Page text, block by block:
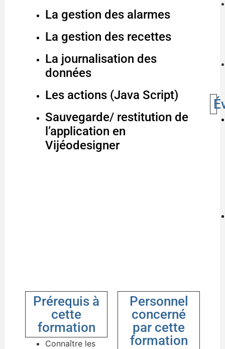
La gestion des alarmes
La gestion des recettes
La journalisation des
données
Les actions (Java Script)
Sauvegarde/ restitution de
l’application en
Vijéodesigner
Prérequis à
cette
formation
Connaître les
Personnel
concerné
par cette
formation